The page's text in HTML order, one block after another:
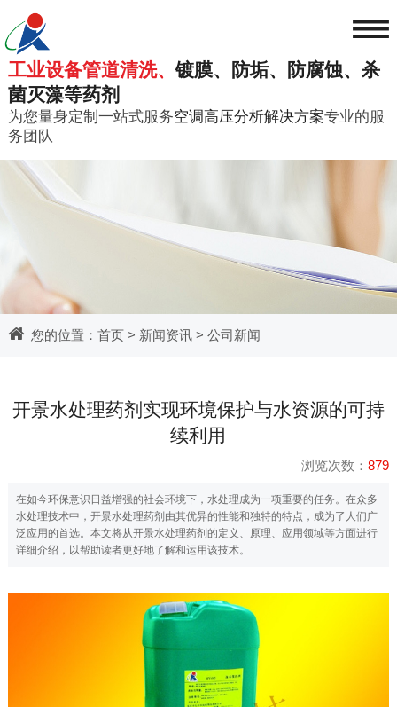
工业设备管道清洗、镀膜、防垢、防腐蚀、杀
菌灭藻等药剂
为您量身定制一站式服务空调高压分析解决方案专业的服
务团队
≡
您的位置： 首页> 新闻资讯 > 公司新闻
开景水处理药剂实现环境保护与水资源的可持
续利用
浏览次数：879
在如今环保意识日益增强的社会环境下，水处理成为一项重要的任务。在众多
水处理技术中，开景水处理药剂由其优异的性能和独特的特点，成为了人们广
泛应用的首选。本文将从开景水处理药剂的定义、原理、应用领域等方面进行
详细介绍，以帮助读者更好地了解和运用该技术。